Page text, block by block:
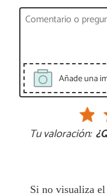
Añade una
Tu valoración:
Si no visualiza